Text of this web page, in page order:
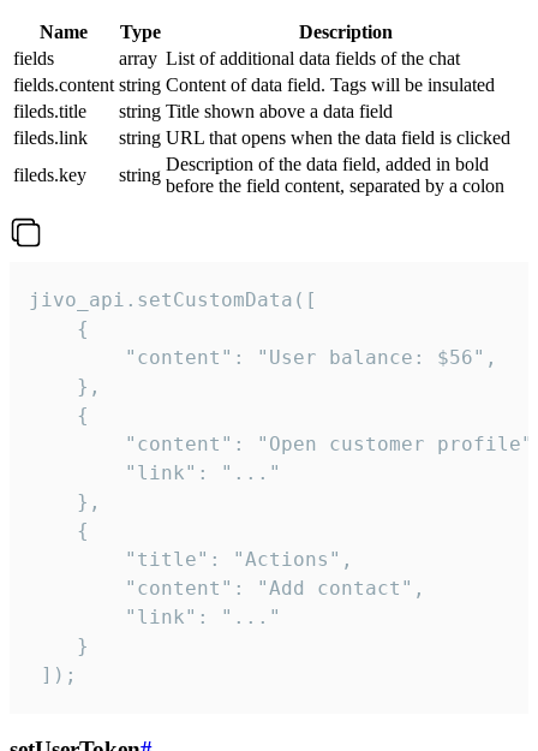
Name Type
Description
fields
array List of additional data fields of the chat
fields.content string Content of data field. Tags will be insulated
fileds.title
string Title shown above a data field
fileds.link
string URL that opens when the data field is clicked
fileds.key
string
Description of the data field, added in bold
before the field content, separated by a colon
jivo_api.setCustomData([
    {
        "content": "User balance: $56",
    },
    {
"content": "Open customer
        "link": "..."
    },
    {
        "title": "Actions",
        "content": "Add contact",
        "link": "..."
    }
]);